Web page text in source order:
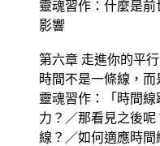
靈魂習作：什麼是
影響
第六章 走進你的平
時間不是一條線，
靈魂習作：「時間
力？／那看見之後
線？／如何適應時